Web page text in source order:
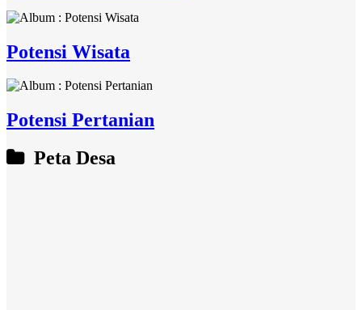
Potensi Wisata
Potensi Pertanian
Peta Desa